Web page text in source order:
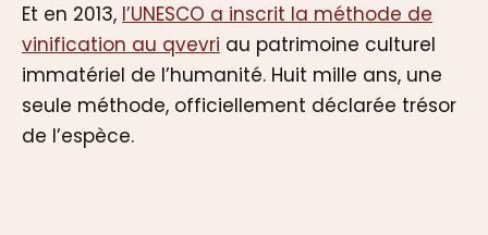
Et en 2013, l’UNESCO a inscrit la méthode de
vinification au qvevri au patrimoine culturel
immatériel de l’humanité. Huit mille ans, une
seule méthode, officiellement déclarée trésor
de l’espèce.